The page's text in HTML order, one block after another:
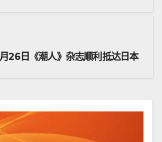
26日《潮人》杂志顺利抵达日本